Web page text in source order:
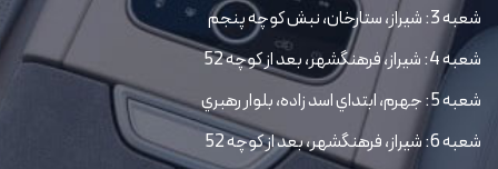
شعبه 3: شیراز، ستارخان، نبش کوچه پنجم
شعبه 4: شیراز، فرهنگشهر، بعد از کوچه 52
شعبه 5: جهرم، ابتداي اسد زاده، بلوار رهبري
شعبه 6: شیراز، فرهنگشهر، بعد از کوچه 52